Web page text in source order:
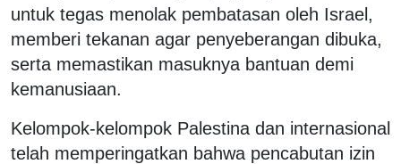
untuk tegas menolak pembatasan oleh Israel,
memberi tekanan agar penyeberangan dibuka,
serta memastikan masuknya bantuan demi
kemanusiaan.
Kelompok-kelompok Palestina dan internasional
telah memperingatkan bahwa pencabutan izin